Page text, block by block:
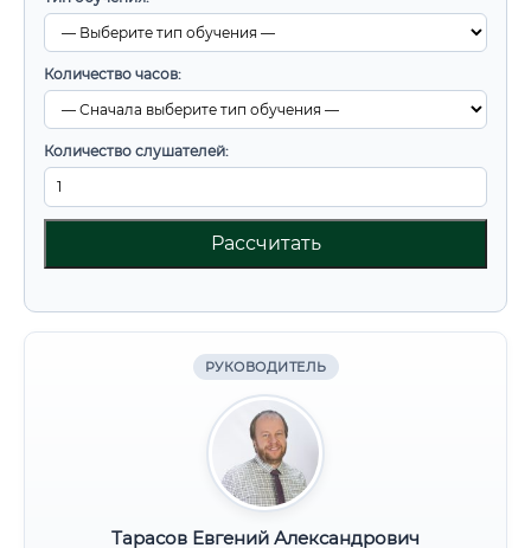
Количество часов:
Количество слушателей:
Рассчитать
РУКОВОДИТЕЛЬ
Тарасов Евгений Александрович